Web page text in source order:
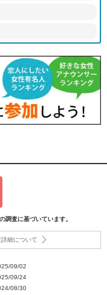
調査に基づいています。
細について
09/02
09/24
08/30